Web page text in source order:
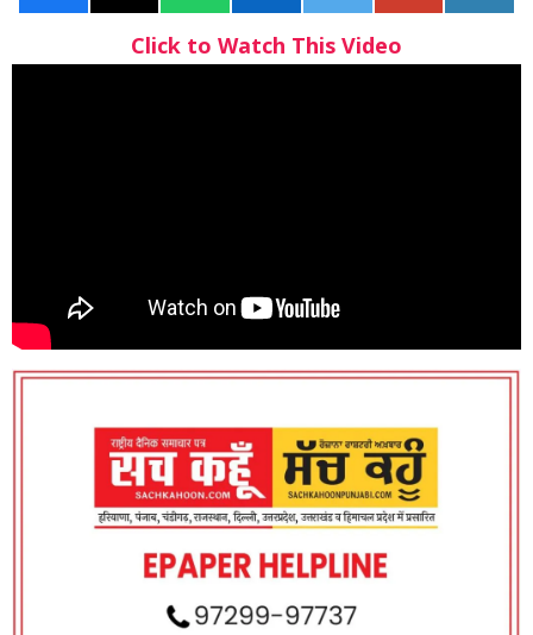
Click to Watch This Video